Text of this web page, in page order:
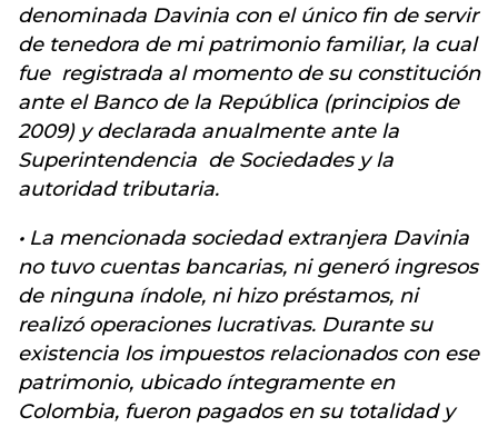
denominada Davinia con el único fin de servir
de tenedora de mi patrimonio familiar, la cual
fue registrada al momento de su constitución
ante el Banco de la República (principios de
2009) y declarada anualmente ante la
Superintendencia de Sociedades y la
autoridad tributaria.
·La mencionada sociedad extranjera Davinia
no tuvo cuentas bancarias, ni generó ingresos
de ninguna índole, ni hizo préstamos, ni
realizó operaciones lucrativas. Durante su
existencia los impuestos relacionados con ese
patrimonio, ubicado íntegramente en
Colombia, fueron pagados en su totalidad y